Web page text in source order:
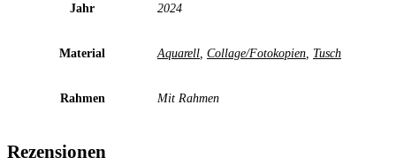
Jahr 2024
Material Aquarell Collage/Fotokopien Tusch
Rahmen Mit Rahmen
Rezensionen